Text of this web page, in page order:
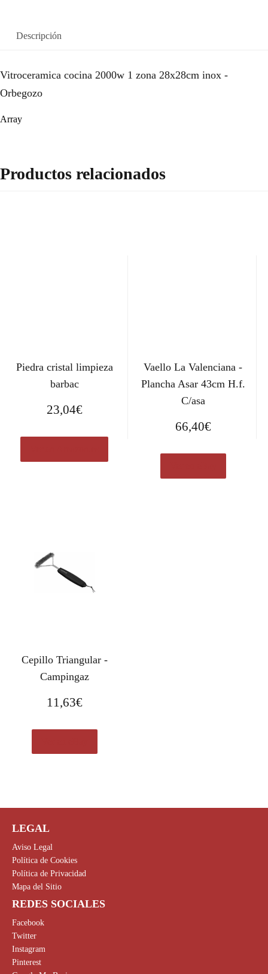
Descripción
Vitroceramica cocina 2000w 1 zona 28x28cm inox -
Orbegozo
Array
Productos relacionados
Piedra cristal limpieza
barbac
23,04€
Vaello La Valenciana -
Plancha Asar 43cm H.f.
C/asa
66,40€
Cepillo Triangular -
Campingaz
11,63€
LEGAL
Aviso Legal
Política de Cookies
Política de Privacidad
Mapa del Sitio
REDES SOCIALES
Facebook
Twitter
Instagram
Pinterest